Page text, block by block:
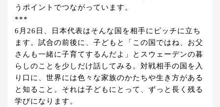
うポイントでつながっています。
***
6月26日、日本代表はそんな国を相手にピッチに立ち
ます。試合の前後に、子どもと「この国ではね、お父
さんも一緒に子育てするんだよ」とスウェーデンの暮
らしのことを少しだけ話してみる。対戦相手の国を入
り口に、世界には色々な家族のかたちや生き方がある
と知ること。それは子どもにとって、ずっと長く残る
学びになります。